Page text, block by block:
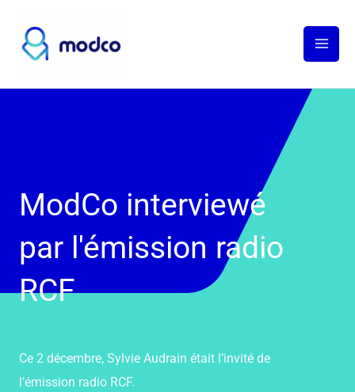
contenu
ModCo interviewé
par l'émission radio
RCF
Ce 2 décembre, Sylvie Audrain était l’invité de
l’émission radio RCF.